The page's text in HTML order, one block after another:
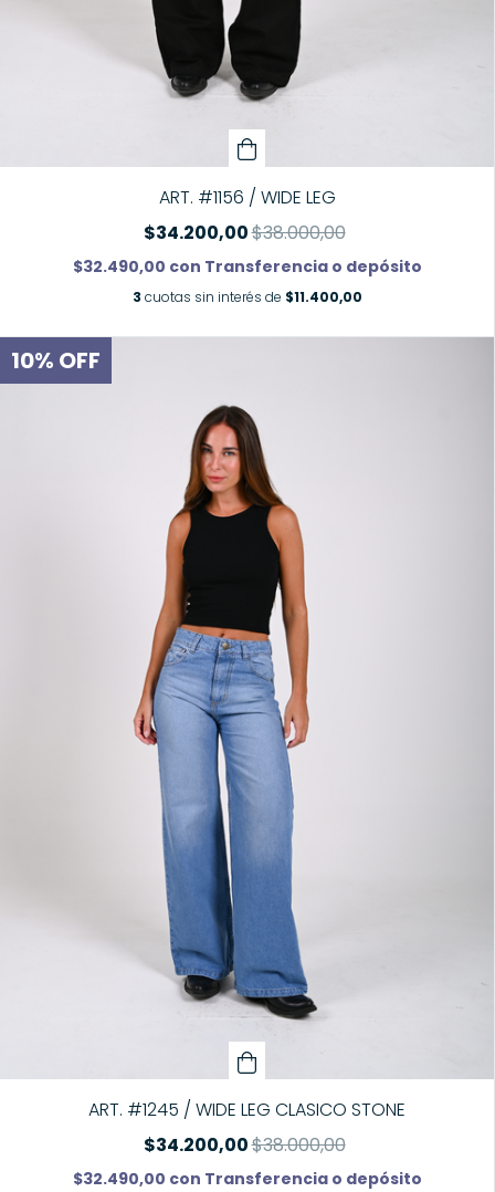
ART. #1156 / WIDE LEG
$34.200,00$38.000,00
$32.490,00 con Transferencia o depósito
3 cuotas sin interés de $11.400,00
10% OFF
ART. #1245 / WIDE LEG CLASICO STONE
$34.200,00$38.000,00
$32.490,00 con Transferencia o depósito